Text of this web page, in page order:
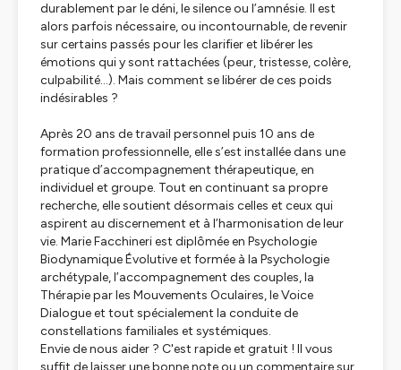
durablement par le déni, le silence ou l’amnésie. Il est
alors parfois nécessaire, ou incontournable, de revenir
sur certains passés pour les clarifier et libérer les
émotions qui y sont rattachées (peur, tristesse, colère,
culpabilité…). Mais comment se libérer de ces poids
indésirables ?
Après 20 ans de travail personnel puis 10 ans de
formation professionnelle, elle s’est installée dans une
pratique d’accompagnement thérapeutique, en
individuel et groupe. Tout en continuant sa propre
recherche, elle soutient désormais celles et ceux qui
aspirent au discernement et à l’harmonisation de leur
vie. Marie Facchineri est diplômée en Psychologie
Biodynamique Évolutive et formée à la Psychologie
archétypale, l’accompagnement des couples, la
Thérapie par les Mouvements Oculaires, le Voice
Dialogue et tout spécialement la conduite de
constellations familiales et systémiques.
Envie de nous aider ? C'est rapide et gratuit ! Il vous
suffit de laisser une bonne note ou un commentaire sur